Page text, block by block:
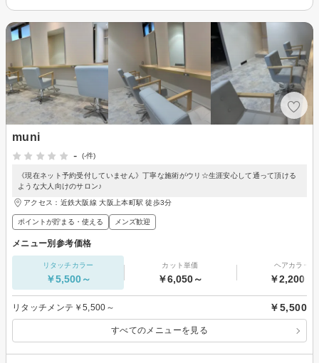
muni
-
(-件)
《現在ネット予約受付していません》丁寧な施術がウリ☆生涯安心して通って頂ける
ような大人向けのサロン♪
アクセス：近鉄大阪線 大阪上本町駅 徒歩3分
ポイントが貯まる・使える メンズ歓迎
メニュー別参考価格
リタッチカラー
￥5,500～
カット単価
￥6,050～
ヘアカラー
￥2,200～
リタッチメンテ￥5,500～ ￥5,500
すべてのメニューを見る